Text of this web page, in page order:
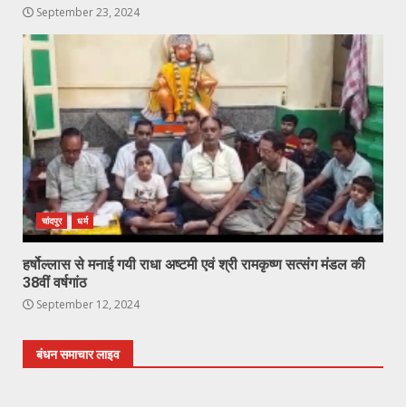
September 23, 2024
चांदपुर धर्म
हर्षोल्लास से मनाई गयी राधा अष्टमी एवं श्री रामकृष्ण सत्संग मंडल की
38वीं वर्षगांठ
September 12, 2024
बंधन समाचार लाइव